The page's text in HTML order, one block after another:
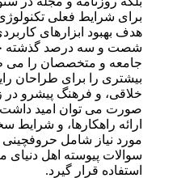
برای شرایط فعلی تکنولوژی
هدف بهبود ابزارهای
شصت و سه درصد گذشته
جامعه و متخصصان را می
بیشتری را برای طراحان
خلاقی، و فرهنگ پیشرو در
صورت می توان امید داشت
ارائه راهکارها، و شرایط
مورد نیاز شامل
سوالات پیوسته اهل
استفاده قرار گیرد.